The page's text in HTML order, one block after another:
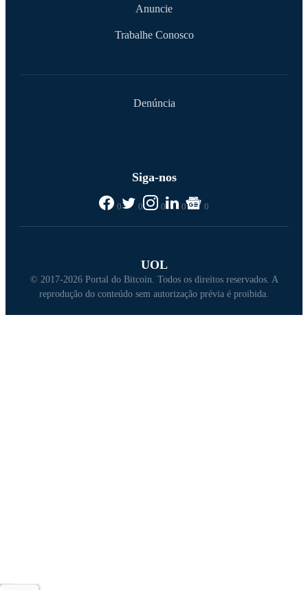
Anuncie
Trabalhe Conosco
Denúncia
Siga-nos
0 0 0 0 0
UOL
© 2017-2026 Portal do Bitcoin. Todos os direitos reservados. A
reprodução do conteúdo sem autorização prévia é proibida.